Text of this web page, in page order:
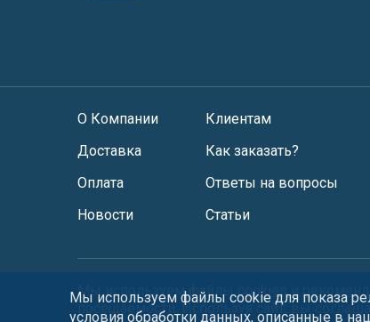
О Компании
Доставка
Оплата
Новости
Клиентам
Как заказать?
Ответы на вопросы
Статьи
Мы используем файлыcookiesи
посещаемости. Используя сайт, вы
Мы используем файлы cookie для показа
условия обработки данных, описанные в